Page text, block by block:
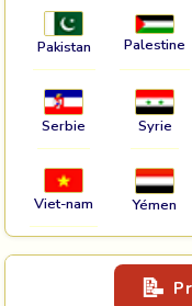
Pakistan Palestine
Serbie Syrie
Viet-nam Yémen